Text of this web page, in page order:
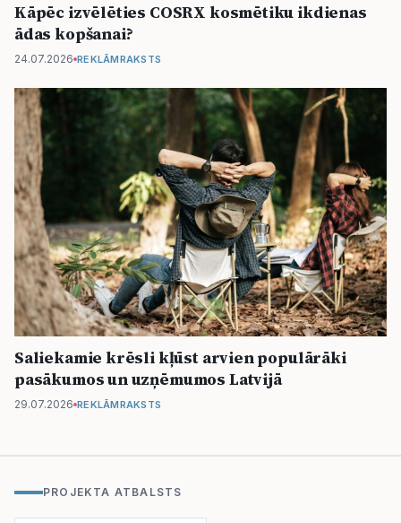
Kāpēc izvēlēties COSRX kosmētiku ikdienas
ādas kopšanai?
24.07.2026 REKLĀMRAKSTS
Saliekamie krēsli kļūst arvien populārāki
pasākumos un uzņēmumos Latvijā
29.07.2026 REKLĀMRAKSTS
PROJEKTA ATBALSTS